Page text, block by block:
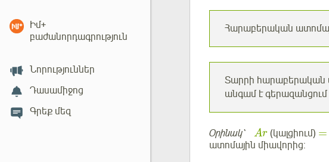
Իմ+
բաժանորդագրություն
Նորություններ
Դասամիջոց
Գրեք մեզ
Հարաբերական
Տարրի հարաբերական
անգամ է
Օրինակ՝ Ar (կալցիում) =
ատոմային միավորից: